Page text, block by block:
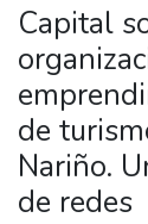
Capital
de
Nariño.
de redes